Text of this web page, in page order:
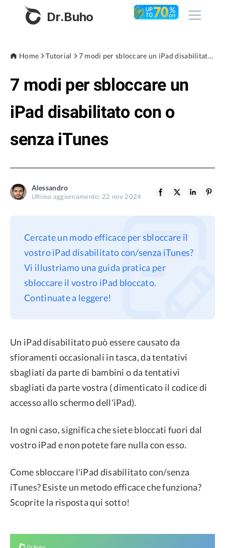
Dr.Buho
Prodotti
BuhoCleaner
BuhoRepair
BuhoLaunchpad
Negozio
Blog
Privacy
Refund Policy
Home Tutorial 7 modi per sbloccare un iPad disabilitato con o senza iTunes
7 modi per sbloccare un
iPad disabilitato con o
senza iTunes
Alessandro
Ultimo aggiornamento: 22 nov 2024
Cercate un modo efficace per sbloccare il
vostro iPad disabilitato con/senza iTunes?
Vi illustriamo una guida pratica per
sbloccare il vostro iPad bloccato.
Continuate a leggere!
Un iPad disabilitato può essere causato da
sfioramenti occasionali in tasca, da tentativi
sbagliati da parte di bambini o da tentativi
sbagliati da parte vostra ( dimenticato il codice di
accesso allo schermo dell'iPad).
In ogni caso, significa che siete bloccati fuori dal
vostro iPad e non potete fare nulla con esso.
Come sbloccare l'iPad disabilitato con/senza
iTunes? Esiste un metodo efficace che funziona?
Scoprite la risposta qui sotto!